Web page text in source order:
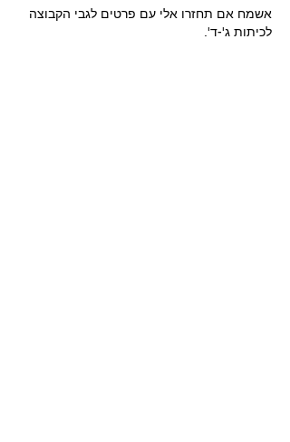
אשמח אם תחזרו אלי עם פרטים לגבי הקבוצה
לכיתות ג'-ד'.